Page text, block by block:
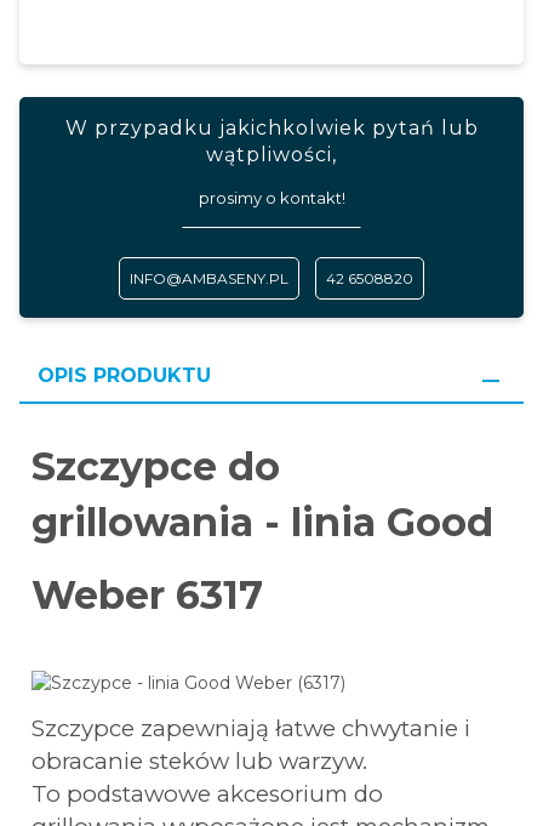
W przypadku jakichkolwiek pytań lub
wątpliwości,
prosimy o kontakt!
INFO@AMBASENY.PL 42 6508820
OPIS PRODUKTU
Szczypce do
grillowania - linia Good
Weber 6317
Szczypce zapewniają łatwe chwytanie i
obracanie steków lub warzyw.
To podstawowe akcesorium do